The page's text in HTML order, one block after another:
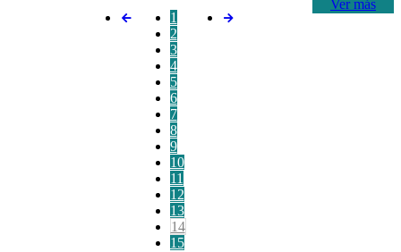
Ver más
1
2
3
4
5
6
7
8
9
10
11
12
13
14
15